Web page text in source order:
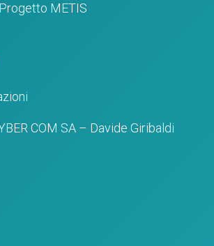
METIS
COM SA – Davide Giribaldi